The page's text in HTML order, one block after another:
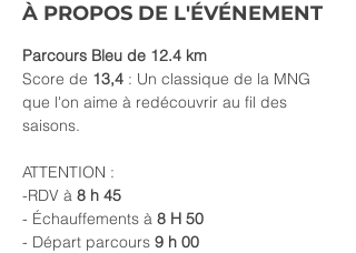
À PROPOS DE L'ÉVÉNEMENT
Parcours Bleu de 12.4 km
Score de 13,4 : Un classique de la MNG
que l'on aime à redécouvrir au fil des
saisons.
ATTENTION :
-RDV à 8 h 45
- Échauffements à 8 H 50
- Départ parcours 9 h 00